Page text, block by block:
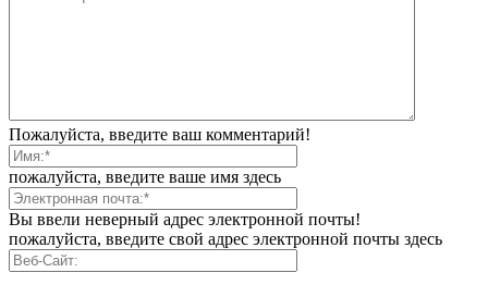
Пожалуйста, введите ваш комментарий!
пожалуйста, введите ваше имя здесь
Вы ввели неверный адрес электронной почты!
пожалуйста, введите свой адрес электронной почты здесь